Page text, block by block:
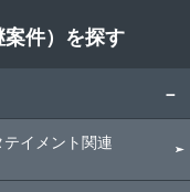
件）を探す
テイメント関連